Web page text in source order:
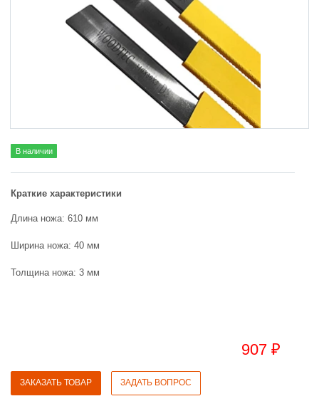
В наличии
Краткие характеристики
Длина ножа: 610 мм
Ширина ножа: 40 мм
Толщина ножа: 3 мм
907 ₽
ЗАКАЗАТЬ ТОВАР ЗАДАТЬ ВОПРОС